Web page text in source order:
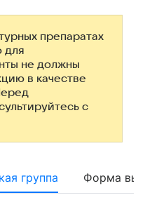
препаратах
для
не должны
в качестве
с
группа Форма